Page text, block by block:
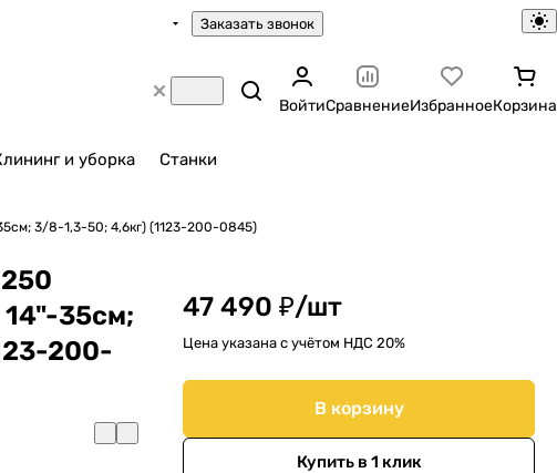
Заказать звонок
ВойтиСравнениеИзбранноеКорзина
и уборка Станки
3/8-1,3-50; 4,6кг) (1123-200-0845)
14"-35см;
200-
47 490 ₽/шт
Цена указана с учётом НДС 20%
В корзину
Купить в 1 клик